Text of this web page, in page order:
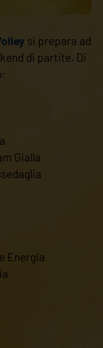
si prepara ad
di partite. Di
Gialla
Energia